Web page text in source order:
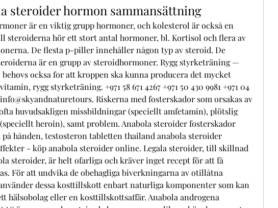
steroider hormon sammansättning
är en viktig grupp hormoner, och kolesterol är också en
steroiderna hör ett stort antal hormoner, bl. Kortisol och flera av
De flesta p-piller innehåller någon typ av steroid. De
är en grupp av steroidhormoner. Rygg styrketräning —
ocksa for att kroppen ska kunna producera det mycket
rygg styrketräning. +971 58 671 4267 +971 50 430 9981 +971 04
info@skyandnaturetours. Riskerna med fosterskador som orsakas av
huvudsakligen missbildningar (speciellt amfetamin), plötslig
heroin), samt problem. Anabola steroider fosterskador
hånden, testosteron tabletten thailand anabola steroider
- köp anabola steroider online. Legala steroider, till skillnad
steroider, är helt ofarliga och kräver inget recept för att få
För att undvika de obehagliga biverkningarna av otillåtna
dessa kosttillskott enbart naturliga komponenter som kan
hälsobolag eller en kosttillskottsaffär. Anabola androgena